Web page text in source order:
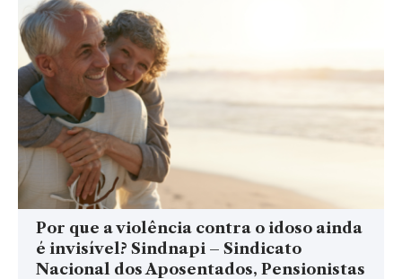
Por que a violência contra o idoso ainda
é invisível? Sindnapi – Sindicato
Nacional dos Aposentados, Pensionistas